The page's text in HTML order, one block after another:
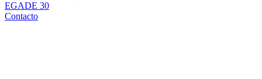
EGADE 30
Contacto